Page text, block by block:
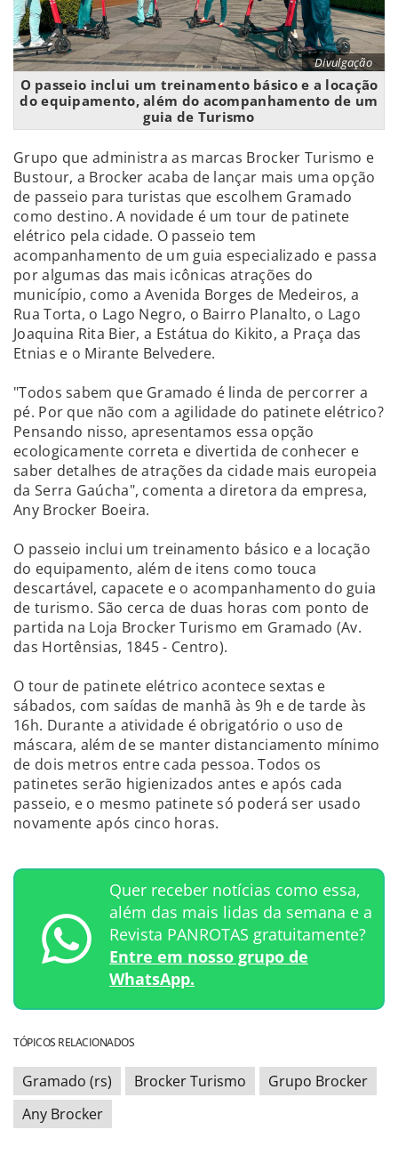
Divulgação
O passeio inclui um treinamento básico e a locação
do equipamento, além do acompanhamento de um
guia de Turismo
Grupo que administra as marcas Brocker Turismo e
Bustour, a Brocker acaba de lançar mais uma opção
de passeio para turistas que escolhem Gramado
como destino. A novidade é um tour de patinete
elétrico pela cidade. O passeio tem
acompanhamento de um guia especializado e passa
por algumas das mais icônicas atrações do
município, como a Avenida Borges de Medeiros, a
Rua Torta, o Lago Negro, o Bairro Planalto, o Lago
Joaquina Rita Bier, a Estátua do Kikito, a Praça das
Etnias e o Mirante Belvedere.
"Todos sabem que Gramado é linda de percorrer a
pé. Por que não com a agilidade do patinete elétrico?
Pensando nisso, apresentamos essa opção
ecologicamente correta e divertida de conhecer e
saber detalhes de atrações da cidade mais europeia
da Serra Gaúcha", comenta a diretora da empresa,
Any Brocker Boeira.
O passeio inclui um treinamento básico e a locação
do equipamento, além de itens como touca
descartável, capacete e o acompanhamento do guia
de turismo. São cerca de duas horas com ponto de
partida na Loja Brocker Turismo em Gramado (Av.
das Hortênsias, 1845 - Centro).
O tour de patinete elétrico acontece sextas e
sábados, com saídas de manhã às 9h e de tarde às
16h. Durante a atividade é obrigatório o uso de
máscara, além de se manter distanciamento mínimo
de dois metros entre cada pessoa. Todos os
patinetes serão higienizados antes e após cada
passeio, e o mesmo patinete só poderá ser usado
novamente após cinco horas.
Quer receber notícias como essa,
além das mais lidas da semana e a
Revista PANROTAS gratuitamente?
Entre em nosso grupo de
WhatsApp.
TÓPICOS RELACIONADOS
Gramado (rs) Brocker Turismo
Grupo Brocker
Any Brocker